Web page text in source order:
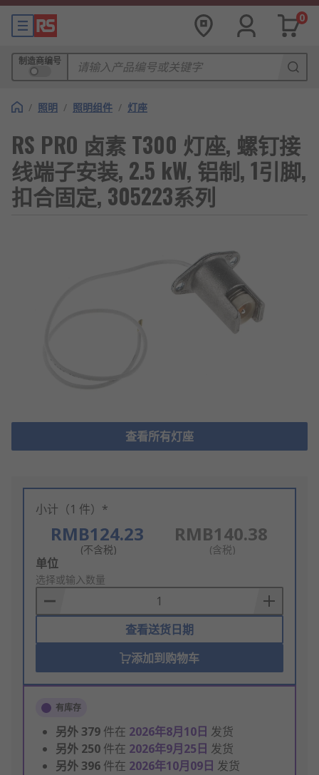
0
制造商编号
/ 照明 / 照明组件 / 灯座
RS PRO 卤素 T300 灯座, 螺钉接
线端子安装, 2.5 kW, 铝制, 1引脚,
扣合固定, 305223系列
查看所有灯座
小计（1 件）*
RMB124.23
(不含税)
RMB140.38
(含税)
Add
to
Basket
单位
选择或输入数量
查看送货日期
添加到购物车
有库存
另外379 件在 2026年8月10日 发货
另外 250 件在 2026年9月25日 发货
另外396 件在 2026年10月09日 发货